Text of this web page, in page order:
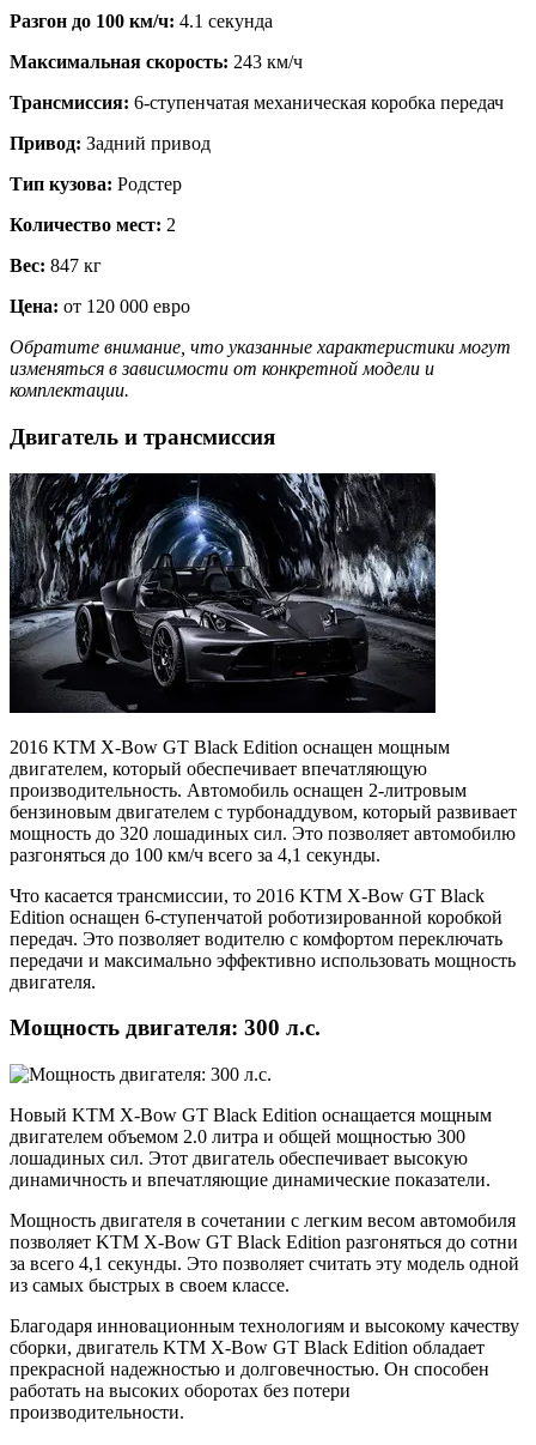
Разгон до 100 км/ч: 4.1 секунда
Максимальная скорость: 243 км/ч
Трансмиссия: 6-ступенчатая механическая коробка передач
Привод: Задний привод
Тип кузова: Родстер
Количество мест: 2
Вес: 847 кг
Цена: от 120 000 евро
Обратите внимание, что указанные характеристики могут
изменяться в зависимости от конкретной модели и
комплектации.
Двигатель и трансмиссия
2016 KTM X-Bow GT Black Edition оснащен мощным
двигателем, который обеспечивает впечатляющую
производительность. Автомобиль оснащен 2-литровым
бензиновым двигателем с турбонаддувом, который развивает
мощность до 320 лошадиных сил. Это позволяет автомобилю
разгоняться до 100 км/ч всего за 4,1 секунды.
Что касается трансмиссии, то 2016 KTM X-Bow GT Black
Edition оснащен 6-ступенчатой роботизированной коробкой
передач. Это позволяет водителю с комфортом переключать
передачи и максимально эффективно использовать мощность
двигателя.
Мощность двигателя: 300 л.с.
Новый KTM X-Bow GT Black Edition оснащается мощным
двигателем объемом 2.0 литра и общей мощностью 300
лошадиных сил. Этот двигатель обеспечивает высокую
динамичность и впечатляющие динамические показатели.
Мощность двигателя в сочетании с легким весом автомобиля
позволяет KTM X-Bow GT Black Edition разгоняться до сотни
за всего 4,1 секунды. Это позволяет считать эту модель одной
из самых быстрых в своем классе.
Благодаря инновационным технологиям и высокому качеству
сборки, двигатель KTM X-Bow GT Black Edition обладает
прекрасной надежностью и долговечностью. Он способен
работать на высоких оборотах без потери
производительности.